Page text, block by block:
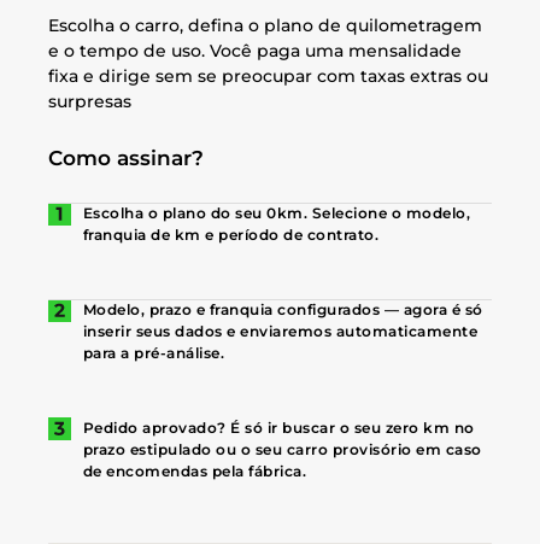
Escolha o carro, defina o plano de quilometragem
e o tempo de uso. Você paga uma mensalidade
fixa e dirige sem se preocupar com taxas extras ou
surpresas
Como assinar?
Escolha o plano do seu 0km. Selecione o modelo,
franquia de km e período de contrato.
Modelo, prazo e franquia configurados — agora é só
inserir seus dados e enviaremos automaticamente
para a pré-análise.
Pedido aprovado? É só ir buscar o seu zero km no
prazo estipulado ou o seu carro provisório em caso
de encomendas pela fábrica.